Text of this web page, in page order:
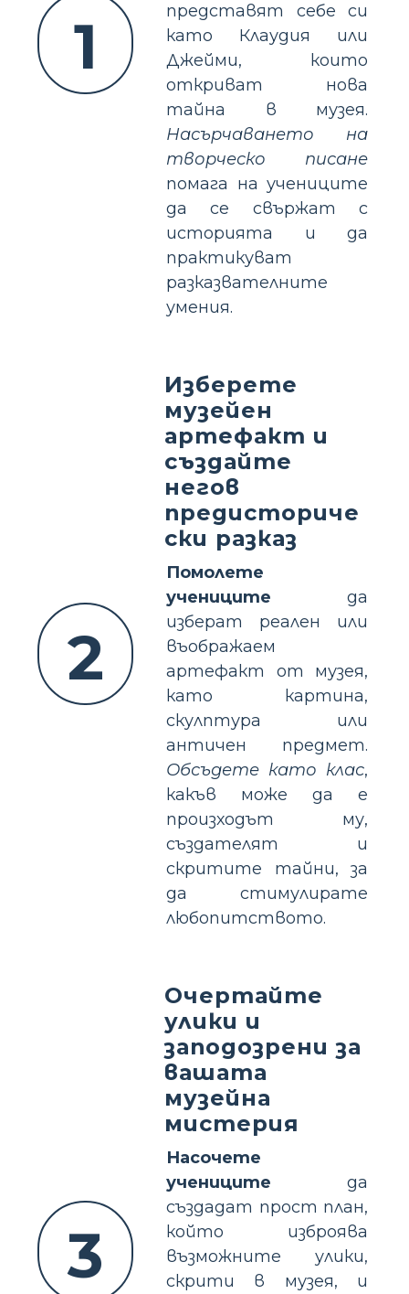
1
представят себе си
като Клаудия или
Джейми, които
откриват нова
тайна в музея.
Насърчаването на
творческо писане
помага на учениците
да се свържат с
историята и да
практикуват
разказвателните
умения.
2
Изберете
музейен
артефакт и
създайте
негов
предисториче
ски разказ
Помолете
учениците да
изберат реален или
въображаем
артефакт от музея,
като картина,
скулптура или
античен предмет.
Обсъдете като клас,
какъв може да е
произходът му,
създателят и
скритите тайни, за
да стимулирате
любопитството.
3
Очертайте
улики и
заподозрени за
вашата
музейна
мистерия
Насочете
учениците да
създадат прост план,
който изброява
възможните улики,
скрити в музея, и